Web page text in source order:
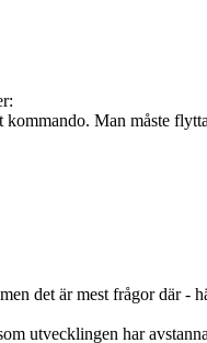
Man måste
det är mest frågor där -
utvecklingen har